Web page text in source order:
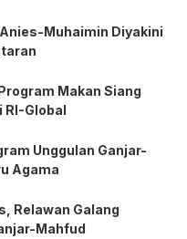
Muhaimin Diyakini
Makan Siang
RI-Global
Unggulan Ganjar-
Agama
Relawan Galang
Mahfud